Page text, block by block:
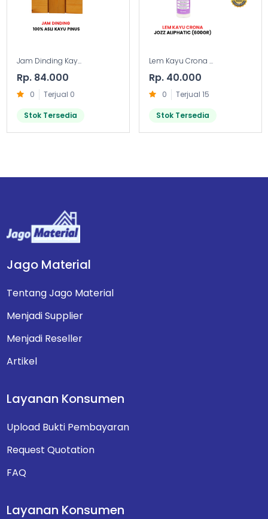
Jam Dinding Kay...
Rp. 84.000
0 Terjual 0
Stok Tersedia
Lem Kayu Crona ...
Rp. 40.000
0 Terjual 15
Stok Tersedia
Jago Material
Tentang Jago Material
Menjadi Supplier
Menjadi Reseller
Artikel
Layanan Konsumen
Upload Bukti Pembayaran
Request Quotation
FAQ
Layanan Konsumen